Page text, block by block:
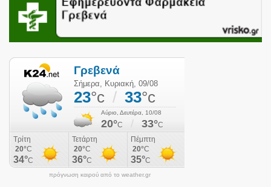
πρόγνωση καιρού από το weather.gr